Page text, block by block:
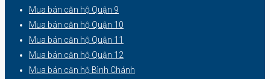
Mua bán căn hộ Quận 9
Mua bán căn hộ Quận 10
Mua bán căn hộ Quận 11
Mua bán căn hộ Quận 12
Mua bán căn hộ Bình Chánh